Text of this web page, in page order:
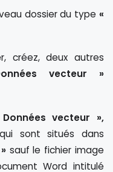
dossier du type «
créez, deux autres
vecteur »
vecteur »,
sont situés dans
sauf le fichier image
Word intitulé